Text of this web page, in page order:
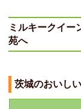
ミルキークイー
苑へ
茨城のおいし